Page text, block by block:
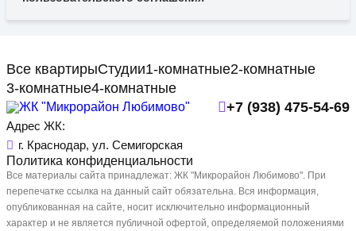
Все квартирыСтудии1-комнатные2-комнатные
3-комнатные4-комнатные
Адрес ЖК:
г. Краснодар, ул. Семигорская
+7 (938) 475-54-69
Политика конфиденциальности
Все материалы сайта принадлежат: ЖК "Микрорайон Любимово". При
перепечатке ссылка на данный сайт обязательна. Вся информация,
опубликованная на сайте, носит исключительно информационный
характер и не является публичной офертой, определяемой положениями